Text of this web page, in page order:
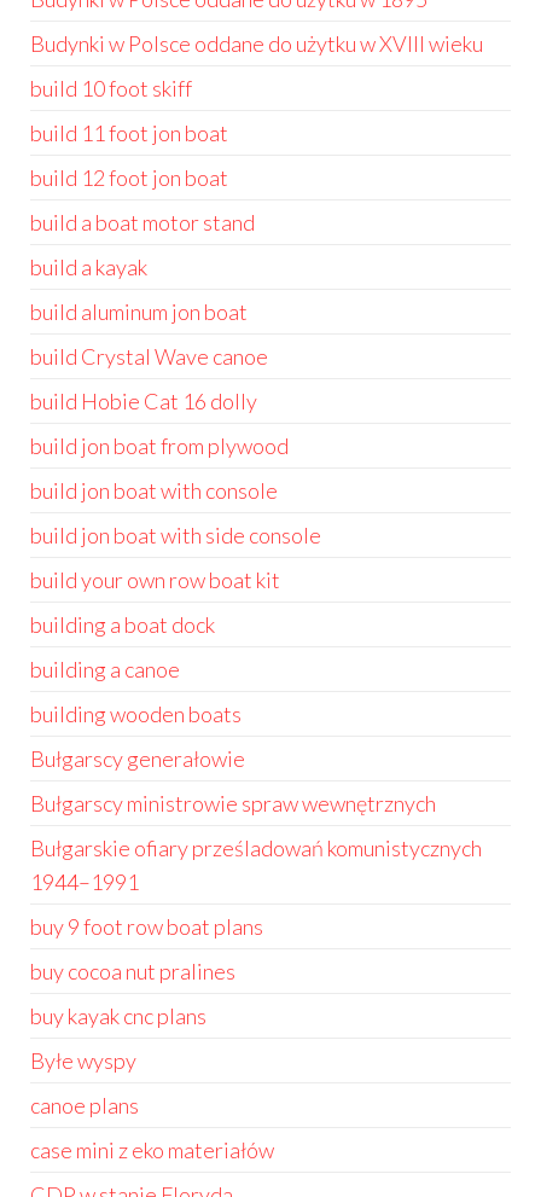
Budynki w Polsce oddane do użytku w XVIII wieku
build 10 foot skiff
build 11 foot jon boat
build 12 foot jon boat
build a boat motor stand
build a kayak
build aluminum jon boat
build Crystal Wave canoe
build Hobie Cat 16 dolly
build jon boat from plywood
build jon boat with console
build jon boat with side console
build your own row boat kit
building a boat dock
building a canoe
building wooden boats
Bułgarscy generałowie
Bułgarscy ministrowie spraw wewnętrznych
Bułgarskie ofiary prześladowań komunistycznych
1944–1991
buy 9 foot row boat plans
buy cocoa nut pralines
buy kayak cnc plans
Byłe wyspy
canoe plans
case mini z eko materiałów